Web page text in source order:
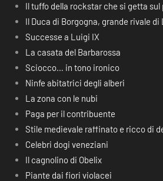
Il tuffo della rockstar che si getta sul
Il Duca di Borgogna, grande rivale di
Successe a Luigi IX
La casata del Barbarossa
Sciocco… in tono ironico
Ninfe abitatrici degli alberi
La zona con le nubi
Paga per il contribuente
Stile medievale raffinato e ricco di
Celebri dogi veneziani
Il cagnolino di Obelix
Piante dai fiori violacei